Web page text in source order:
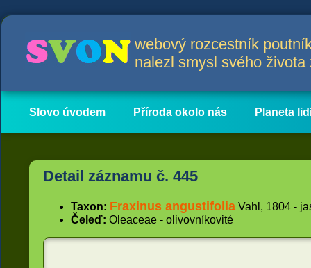
webový rozcestník
nalezl smysl svého
Slovo úvodem Příroda okolo nás Planeta
Hlavní obsah
Články
Detail záznamu č. 445
Taxon: Fraxinus angustifolia Vahl, 1804 -
Čeleď: Oleaceae - olivovníkovité